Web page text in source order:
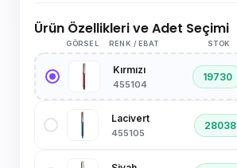
Ürün Özellikleri ve Adet Seçimi
GÖRSEL RENK / EBAT STOK
Kırmızı
455104
19730
Lacivert
455105
28038